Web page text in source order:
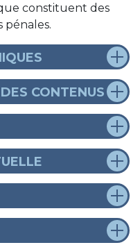
constituent des
pénales.
CONTENUS